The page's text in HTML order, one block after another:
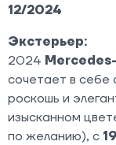
12/2024
Экстерьер:
2024
сочетает в себе
роскошь и
изысканном
по желанию), с